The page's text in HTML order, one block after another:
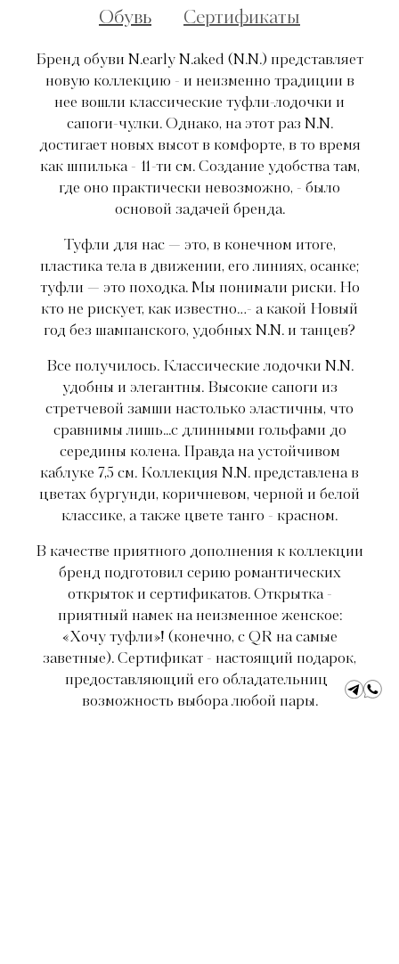
Обувь Cертификаты
Бренд обуви N.early N.aked (N.N.) представляет
новую коллекцию - и неизменно традиции в
нее вошли классические туфли-лодочки и
сапоги-чулки. Однако, на этот раз N.N.
достигает новых высот в комфорте, в то время
как шпилька - 11-ти см. Создание удобства там,
где оно практически невозможно, - было
основой задачей бренда.
Туфли для нас — это, в конечном итоге,
пластика тела в движении, его линиях, осанке;
туфли — это походка. Мы понимали риски. Но
кто не рискует, как известно…- а какой Новый
год без шампанского, удобных N.N. и танцев?
Все получилось. Классические лодочки N.N.
удобны и элегантны. Высокие сапоги из
стретчевой замши настолько эластичны, что
сравнимы лишь...с длинными гольфами до
середины колена. Правда на устойчивом
каблуке 7,5 см. Коллекция N.N. представлена в
цветах бургунди, коричневом, черной и белой
классике, а также цвете танго - красном.
В качестве приятного дополнения к коллекции
бренд подготовил серию романтических
открыток и сертификатов. Открытка -
приятный намек на неизменное женское:
«Хочу туфли»! (конечно, с QR на самые
заветные). Сертификат - настоящий подарок,
предоставляющий его обладательнице
возможность выбора любой пары.